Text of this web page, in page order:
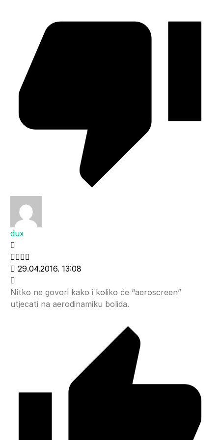
dux
29.04.2016. 13:08
Nitko ne govori kako i koliko će “aeroscreen”
utjecati na aerodinamiku bolida.